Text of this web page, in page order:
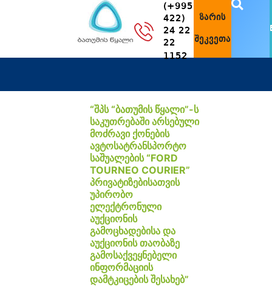
(+995
422)
24 22
22
1152
ზარის
შეკვეთა
“შპს “ბათუმის წყალი”-ს
საკუთრებაში არსებული
მოძრავი ქონების
ავტოსატრანსპორტო
საშუალების “FORD
TOURNEO COURIER”
პრივატიზებისათვის
უპირობო
ელექტრონული
აუქციონის
გამოცხადებისა და
აუქციონის თაობაზე
გამოსაქვეყნებელი
ინფორმაციის
დამტკიცების შესახებ”